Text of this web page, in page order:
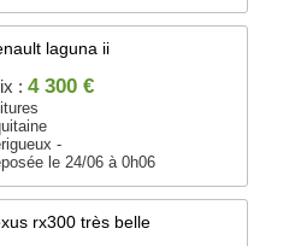
laguna ii
: 4 300 €
-
le 24/06 à 0h06
rx300 très belle